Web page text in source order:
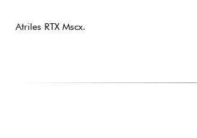
Atriles RTX Mscx.